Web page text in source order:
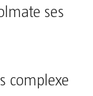
ses
complexe